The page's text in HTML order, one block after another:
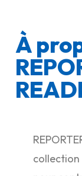
À
collection